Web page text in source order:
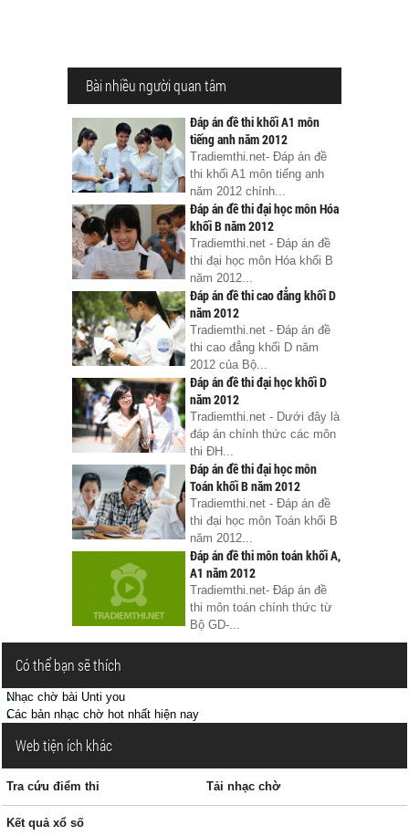
Bài nhiều người quan tâm
Đáp án đề thi khối A1 môn
tiếng anh năm 2012
Tradiemthi.net- Đáp án đề
thi khối A1 môn tiếng anh
năm 2012 chính...
Đáp án đề thi đại học môn Hóa
khối B năm 2012
Tradiemthi.net - Đáp án đề
thi đại học môn Hóa khối B
năm 2012...
Đáp án đề thi cao đẳng khối D
năm 2012
Tradiemthi.net - Đáp án đề
thi cao đẳng khối D năm
2012 của Bộ...
Đáp án đề thi đại học khối D
năm 2012
Tradiemthi.net - Dưới đây là
đáp án chính thức các môn
thi ĐH...
Đáp án đề thi đại học môn
Toán khối B năm 2012
Tradiemthi.net - Đáp án đề
thi đại học môn Toán khối B
năm 2012...
Đáp án đề thi môn toán khối A,
A1 năm 2012
Tradiemthi.net- Đáp án đề
thi môn toán chính thức từ
Bộ GD-...
Có thể bạn sẽ thích
Nhạc chờ bài Unti you
Các bản nhạc chờ hot nhất hiện nay
Web tiện ích khác
Tra cứu điểm thi Tải nhạc chờ
Kết quả xổ số